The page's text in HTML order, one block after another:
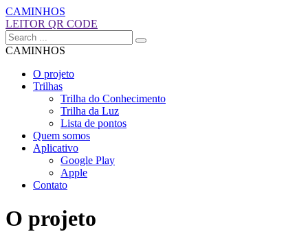
CAMINHOS
LEITOR QR CODE
CAMINHOS
O projeto
Trilhas
Trilha do Conhecimento
Trilha da Luz
Lista de pontos
Quem somos
Aplicativo
Google Play
Apple
Contato
O projeto